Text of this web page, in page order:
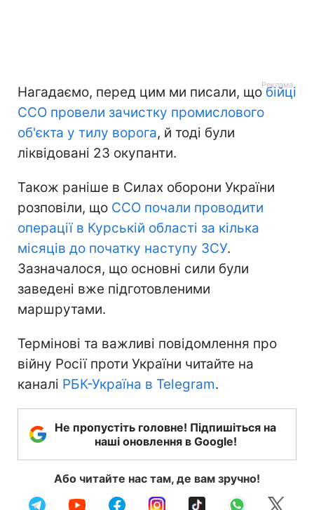
Нагадаємо, перед цим ми писали, що бійці
ССО провели зачистку промислового
об'єкта у тилу ворога, й тоді були
ліквідовані 23 окупанти.
Також раніше в Силах оборони України
розповіли, що ССО почали проводити
операції в Курській області за кілька
місяців до початку наступу ЗСУ.
Зазначалося, що основні сили були
заведені вже підготовленими
маршрутами.
Термінові та важливі повідомлення про
війну Росії проти України читайте на
каналі РБК-Україна в Telegram.
Не пропустіть головне! Підпишіться на
наші оновлення в Google!
Або читайте нас там, де вам зручно!